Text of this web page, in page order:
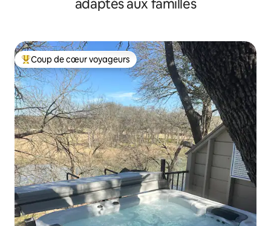
adaptés aux familles
Coups de cœur voyageurs les plus appréciés
Coup de cœur voyageurs